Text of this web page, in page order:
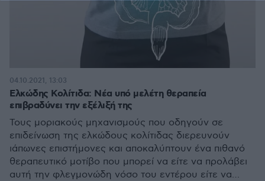
Ελκώδης Κολίτιδα: Νέα υπό μελέτη θεραπεία
επιβραδύνει την εξέλιξή της
Τους μοριακούς μηχανισμούς που οδηγούν σε
επιδείνωση της ελκώδους κολίτιδας διερευνούν
ιάπωνες επιστήμονες και αποκαλύπτουν ένα πιθανό
θεραπευτικό μοτίβο που μπορεί να είτε να προλάβει
αυτή την φλεγμονώδη νόσο του εντέρου είτε να
04.10.2021, 13:03